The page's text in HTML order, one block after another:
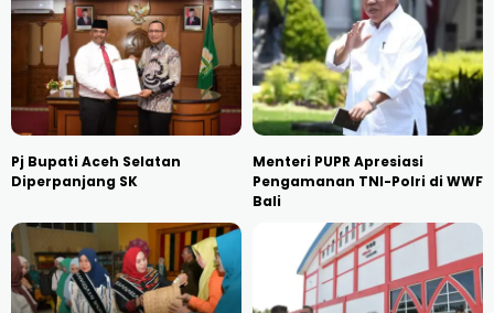
Pj Bupati Aceh Selatan
Diperpanjang SK
Menteri PUPR Apresiasi
Pengamanan TNI-Polri di WWF
Bali